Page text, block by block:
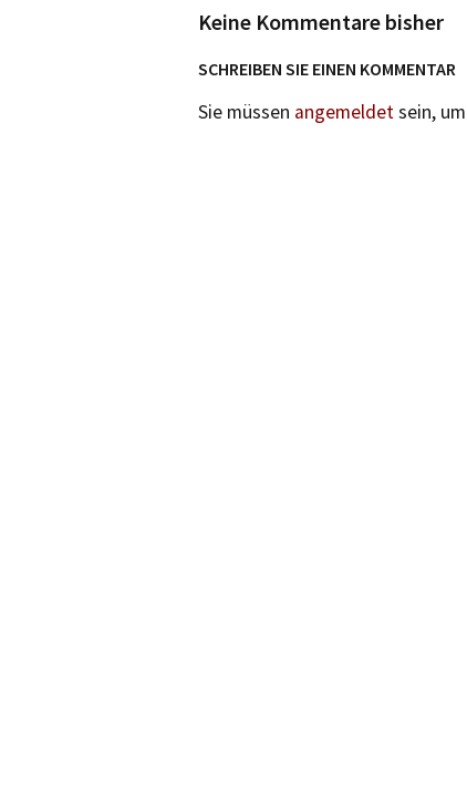
Keine Kommentare bisher
SCHREIBEN SIE EINEN KOMMENTAR
Sie müssen angemeldetsein,